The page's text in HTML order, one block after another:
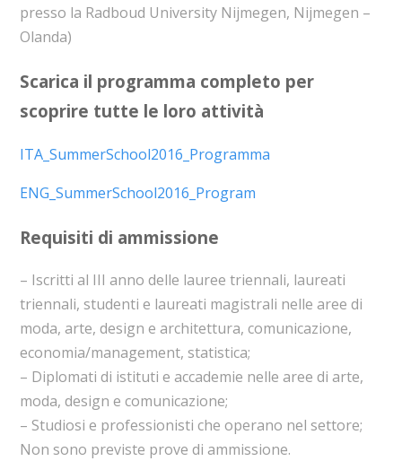
presso la Radboud University Nijmegen, Nijmegen –
Olanda)
Scarica il programma completo per
scoprire tutte le loro attività
ITA_SummerSchool2016_Programma
ENG_SummerSchool2016_Program
Requisiti di ammissione
– Iscritti al III anno delle lauree triennali, laureati
triennali, studenti e laureati magistrali nelle aree di
moda, arte, design e architettura, comunicazione,
economia/management, statistica;
– Diplomati di istituti e accademie nelle aree di arte,
moda, design e comunicazione;
– Studiosi e professionisti che operano nel settore;
Non sono previste prove di ammissione.